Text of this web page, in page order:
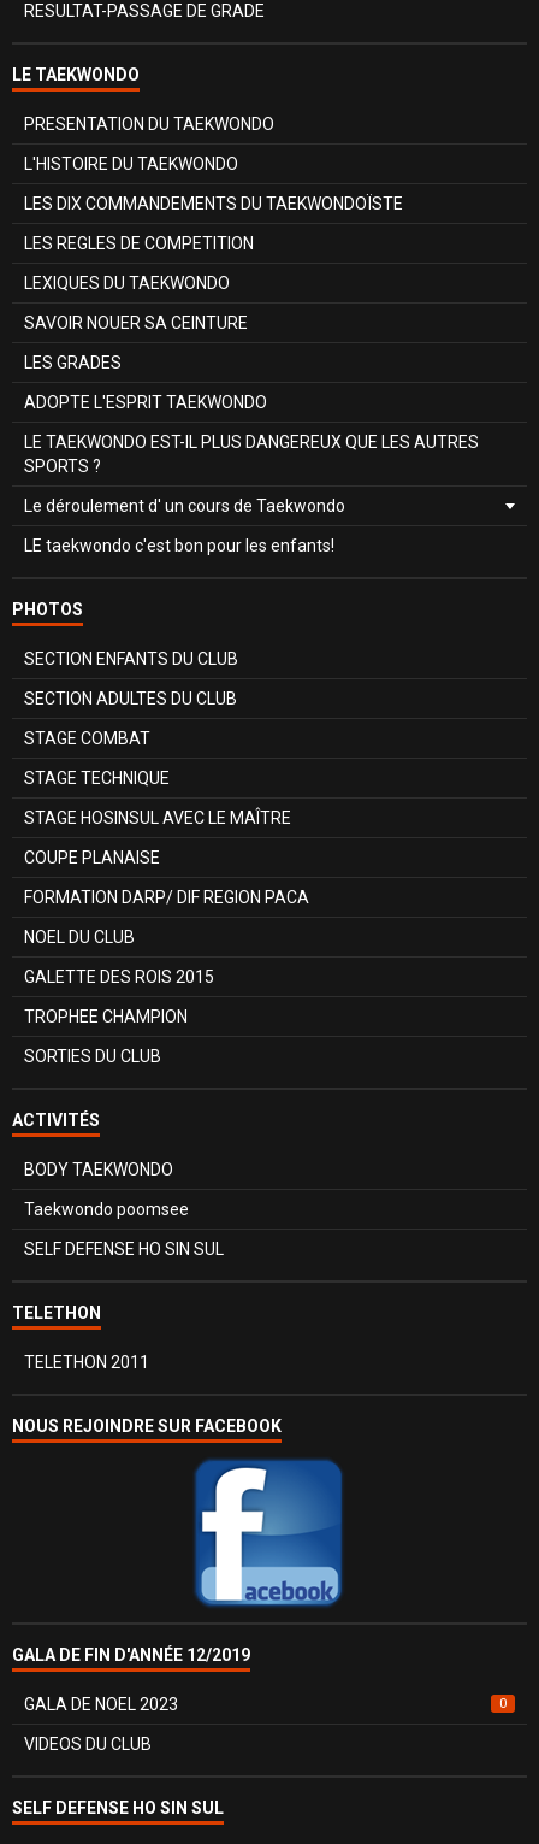
RESULTAT-PASSAGE DE GRADE
LE TAEKWONDO
PRESENTATION DU TAEKWONDO
L'HISTOIRE DU TAEKWONDO
LES DIX COMMANDEMENTS DU TAEKWONDOÏSTE
LES REGLES DE COMPETITION
LEXIQUES DU TAEKWONDO
SAVOIR NOUER SA CEINTURE
LES GRADES
ADOPTE L'ESPRIT TAEKWONDO
LE TAEKWONDO EST-IL PLUS DANGEREUX QUE LES AUTRES
SPORTS ?
Le déroulement d' un cours de Taekwondo
LE taekwondo c'est bon pour les enfants!
PHOTOS
SECTION ENFANTS DU CLUB
SECTION ADULTES DU CLUB
STAGE COMBAT
STAGE TECHNIQUE
STAGE HOSINSUL AVEC LE MAÎTRE
COUPE PLANAISE
FORMATION DARP/ DIF REGION PACA
NOEL DU CLUB
GALETTE DES ROIS 2015
TROPHEE CHAMPION
SORTIES DU CLUB
ACTIVITÉS
BODY TAEKWONDO
Taekwondo poomsee
SELF DEFENSE HO SIN SUL
TELETHON
TELETHON 2011
NOUS REJOINDRE SUR FACEBOOK
GALA DE FIN D'ANNÉE 12/2019
GALA DE NOEL 2023 0
VIDEOS DU CLUB
SELF DEFENSE HO SIN SUL